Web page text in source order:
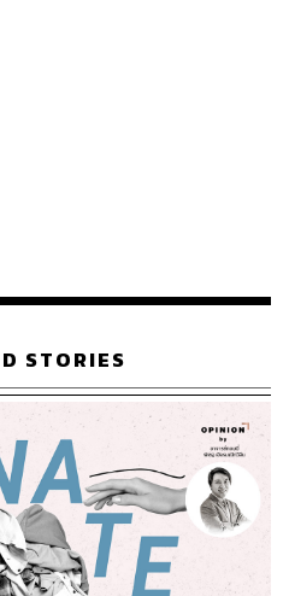
ะบุชัดเจนว่า ขณะนี้โรงกลั่นทั้ง
ดย ปตท. และบางจาก เพิ่ม
มันไปยังจ๊อบเบอร์ (Jobber-ผู้
ตสาหกรรมรายใหญ่เข้ามาแย่ง
ประชาชนทั่วไป จนทำให้เกิด
STORIES